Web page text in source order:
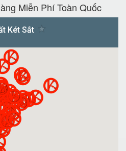
Miễn Phí Toàn Quốc